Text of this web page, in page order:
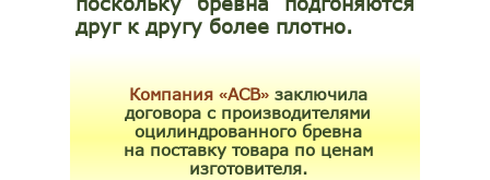
друг к другу более плотно.
Компания «АСВ»заключила
договора с производителями
оцилиндрованного бревна
на поставку товара по ценам
изготовителя.